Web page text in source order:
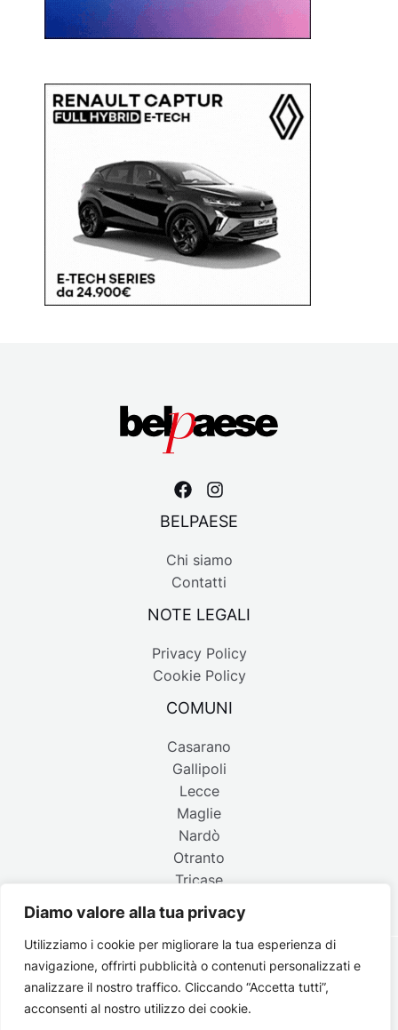
Diamo valore alla tua privacy
Utilizziamo i cookie per migliorare la tua esperienza di
navigazione, offrirti pubblicità o contenuti personalizzati e
analizzare il nostro traffico. Cliccando “Accetta tutti”,
acconsenti al nostro utilizzo dei cookie.
BELPAESE
Chi siamo
Contatti
NOTE LEGALI
Privacy Policy
Cookie Policy
COMUNI
Casarano
Gallipoli
Lecce
Maglie
Nardò
Otranto
Tricase
Copyright © 2026 Belpaese | Periodico d'informazione del
Salento - P.IVA 4637850753 - Testata registrata il 18 gennaio